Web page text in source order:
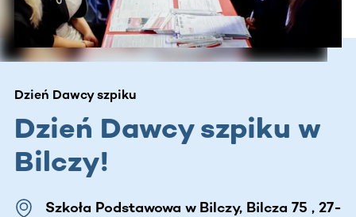
Dzień Dawcy szpiku
Dzień Dawcy szpiku w
Bilczy!
Szkoła Podstawowa w Bilczy, Bilcza 75 , 27-